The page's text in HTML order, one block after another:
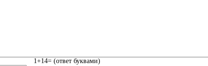
1+14= (ответ буквами)